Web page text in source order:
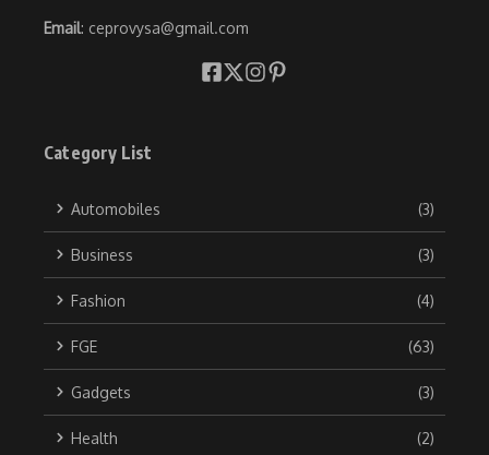
Email: ceprovysa@gmail.com
Category List
Automobiles (3)
Business (3)
Fashion (4)
FGE (63)
Gadgets (3)
Health (2)